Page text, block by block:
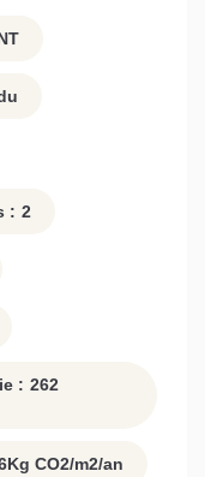
: 2
: 262
Kg CO2/m2/an